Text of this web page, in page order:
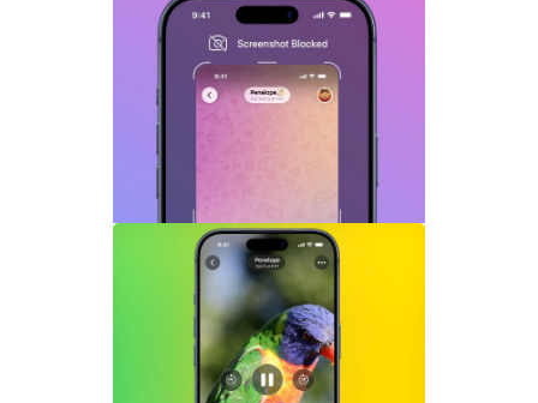
Telegram GIF标题功能上线：动态图也能
添加文字说明与表情内容
Telegram关闭私聊分享功能详解：增强聊
天隐私与内容保护